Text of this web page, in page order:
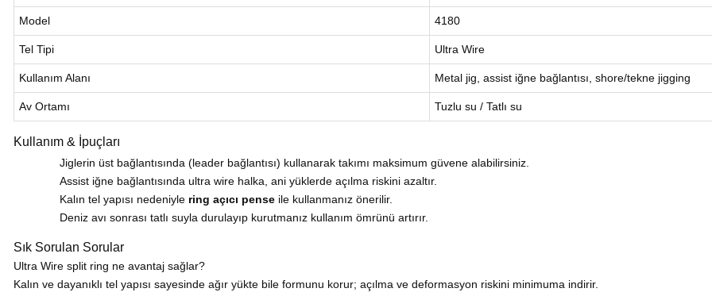
Model 4180
Tel Tipi Ultra Wire
Kullanım Alanı Metal jig, assist iğne bağlantısı, shore/tekne jigging
Av Ortamı Tuzlu su / Tatlı su
Kullanım & İpuçları
Jiglerin üst bağlantısında (leader bağlantısı) kullanarak takımı maksimum güvene alabilirsiniz.
Assist iğne bağlantısında ultra wire halka, ani yüklerde açılma riskini azaltır.
Kalın tel yapısı nedeniyle ring açıcı penseile kullanmanız önerilir.
Deniz avı sonrası tatlı suyla durulayıp kurutmanız kullanım ömrünü artırır.
Sık Sorulan Sorular
Ultra Wire split ring ne avantaj sağlar?
Kalın ve dayanıklı tel yapısı sayesinde ağır yükte bile formunu korur; açılma ve deformasyon riskini minimuma indirir.